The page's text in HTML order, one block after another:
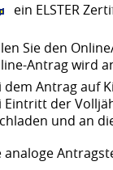
ein ELSTER
Sie den
Antrag wird
dem Antrag auf
Eintritt der
und an
analoge